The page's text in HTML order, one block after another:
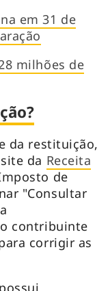
em 31 de
milhões de
da restituição,
da Receita
de
"Consultar
contribuinte
corrigir as